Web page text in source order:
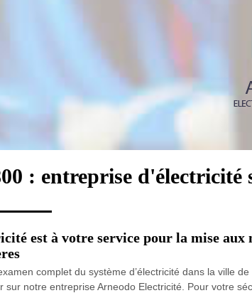
: entreprise d'électricité
est à votre service pour la mise aux
complet du système d’électricité dans la ville
sur notre entreprise Arneodo Electricité. Pour votre